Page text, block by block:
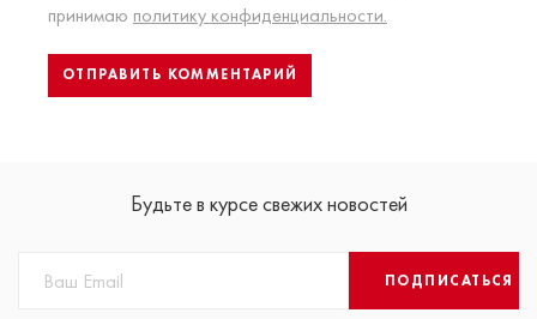
принимаю политику конфиденциальности.
Будьте в курсе свежих новостей
ПОДПИСАТЬСЯ